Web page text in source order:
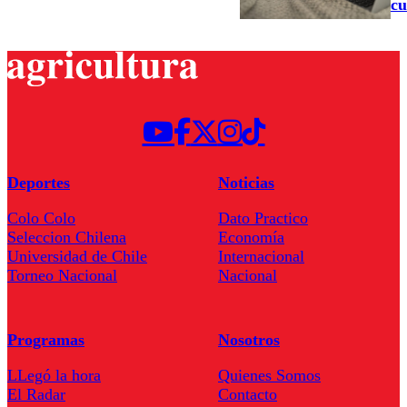
Deportes
Colo Colo
Seleccion Chilena
Universidad de Chile
Torneo Nacional
Noticias
Dato Practico
Economía
Internacional
Nacional
Programas
LLegó la hora
El Radar
Nosotros
Quienes Somos
Contacto